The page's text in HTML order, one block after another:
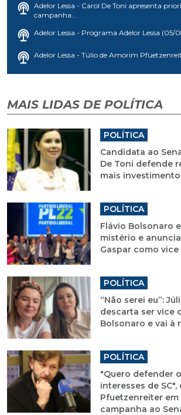
Adelor Lessa - Carol De Toni apresenta
campanha...
Adelor Lessa - Programa Adelor Lessa (05/
Adelor Lessa - Túlio de Amorim
MAIS LIDAS DE POLÍTICA
POLÍTICA
Candidata ao
De Toni defende
mais
POLÍTICA
Flávio Bolsonaro
mistério e
Gaspar como vice
POLÍTICA
“Não serei eu”:
descarta ser vice
Bolsonaro e vai à
POLÍTICA
"Quero defender
interesses de SC",
Pfuetzenreiter em
campanha ao